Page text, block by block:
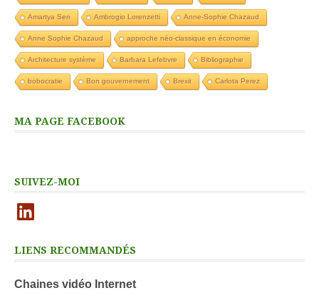
Amartya Sen Ambrogio Lorenzetti Anne-Sophie Chazaud
Anne Sophie Chazaud approche néo-classique en économie
Architecture système Barbara Lefebvre Bibliographie
bobocratie Bon gouvernement Brexit Carlota Perez
MA PAGE FACEBOOK
SUIVEZ-MOI
LinkedIn
LIENS RECOMMANDÉS
Chaines vidéo Internet